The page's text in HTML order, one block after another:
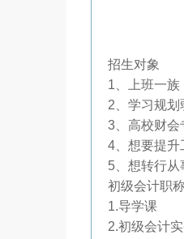
招生对象
1、上班一族
2、学习规划
3、高校财会
4、想要提升
5、想转行从
初级会计职
1.导学课
2.初级会计